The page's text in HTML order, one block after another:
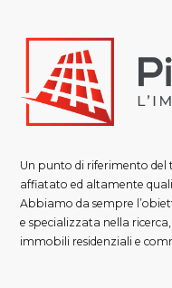
Un punto di riferimento
affiatato ed altamente
Abbiamo da sempre
e specializzata nella
immobili residenziali e